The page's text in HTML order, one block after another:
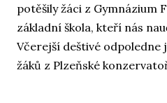
potěšily žáci z Gymnázium
základní škola, kteří nás
Včerejší deštivé odpoledne
žáků z Plzeňské